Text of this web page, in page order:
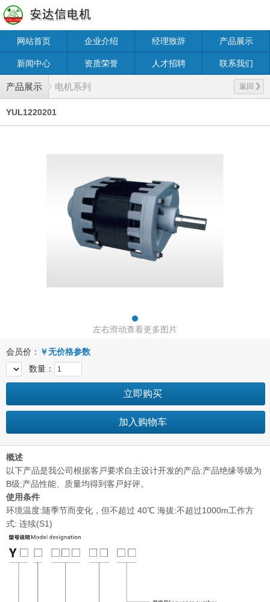
网站首页 企业介绍 经理致辞 产品展示
新闻中心 资质荣誉 人才招聘 联系我们
产品展示 返回
电机系列
YUL1220201
左右滑动查看更多图片
会员价： ￥无价格参数
数量：
立即购买
加入购物车
概述
以下产品是我公司根据客戸要求自主设计开发的产品:产品绝缘等级为
B级;产品性能、质量均得到客戸好评。
使用条件
环境温度:随季节而变化，但不超过 40℃ 海拔:不超过1000m工作方
式: 连续(S1)